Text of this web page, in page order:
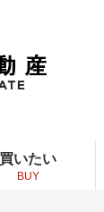
買いたい
BUY